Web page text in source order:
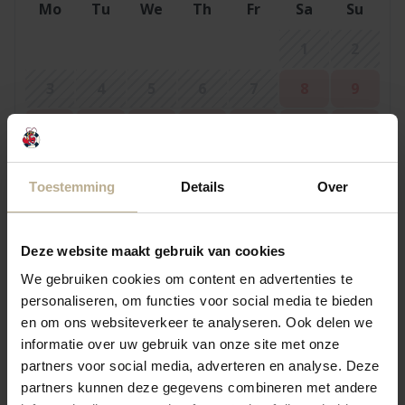
Toestemming Details Over
Deze website maakt gebruik van cookies
We gebruiken cookies om content en advertenties te
personaliseren, om functies voor social media te bieden
en om ons websiteverkeer te analyseren. Ook delen we
informatie over uw gebruik van onze site met onze
partners voor social media, adverteren en analyse. Deze
partners kunnen deze gegevens combineren met andere
Mo Tu We Th Fr Sa
Su
17
18 19 20 21 22
23
24
25 26 27 28 29
30
31
September 2026
Mo Tu We Th Fr Sa
1
2 3 4 5 6